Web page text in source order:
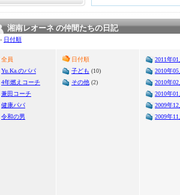
湘南レオーネ の仲間たちの日記
› 日付順
全員
Yu.Ka.のパパ
4年燃えコーチ
兼田コーチ
健康パパ
令和の男
日付順
子ども (10)
その他 (2)
2011年
2010年
2010年
2010年
2009年
2009年